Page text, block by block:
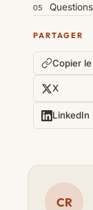
PARTAGER
Copier
X
LinkedIn
CR